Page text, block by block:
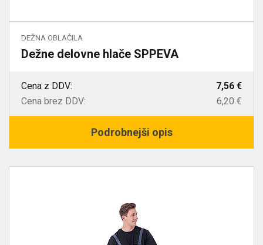
DEŽNA OBLAČILA
Dežne delovne hlače SPPEVA
Cena z DDV:
7,56 €
Cena brez DDV:
6,20 €
Podrobnejši opis